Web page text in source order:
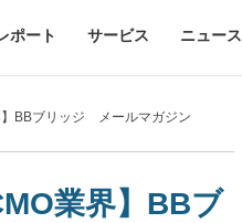
ポート サービス ニュース
】BBブリッジ メールマガジン
業界】BBブ